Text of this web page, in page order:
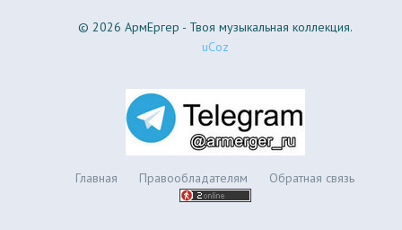
© 2026 АрмЕргер - Твоя музыкальная коллекция.
uCoz
Главная Правообладателям Обратная связь